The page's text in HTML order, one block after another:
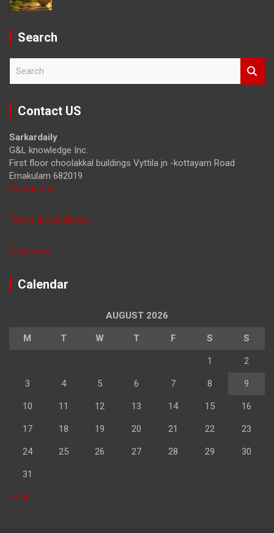
Search
r
Contact US
Sarkardaily
G&L knowledge Inc.
First floor choolakkal buildings Vyttila jn -kottayam Road
Ernakulam 682019
Contact us
Terms & Conditions
Disclaimer
Calendar
AUGUST 2026
M T W T F S S
1 2
3 4 5 6 7 8 9
10 11 12 13 14 15 16
17 18 19 20 21 22 23
24 25 26 27 28 29 30
31
« Jul